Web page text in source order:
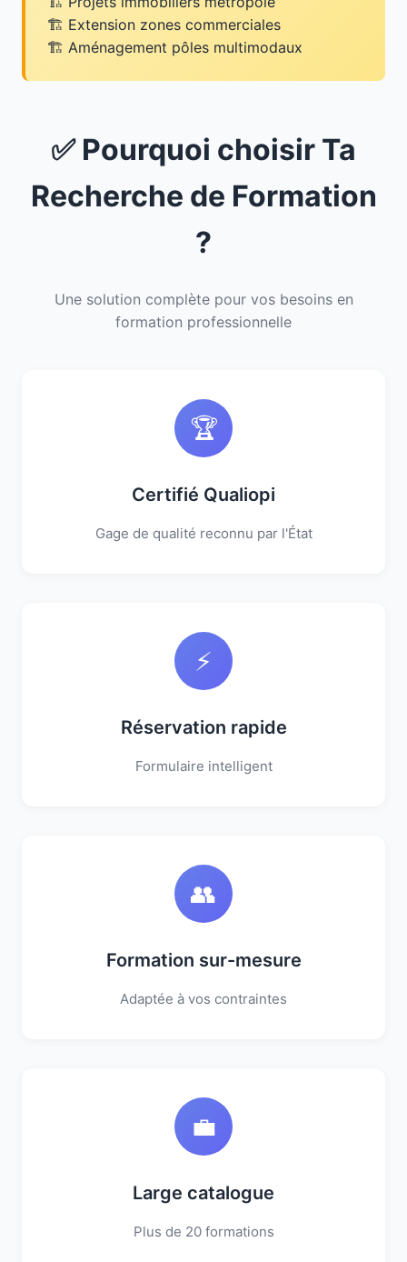
Extension zones commerciales
Aménagement pôles multimodaux
✅ Pourquoi choisir Ta
Recherche de Formation
?
Une solution complète pour vos besoins en
formation professionnelle
🏆
Certifié Qualiopi
Gage de qualité reconnu par l'État
⚡
Réservation rapide
Formulaire intelligent
👥
Formation sur-mesure
Adaptée à vos contraintes
💼
Large catalogue
Plus de 20 formations